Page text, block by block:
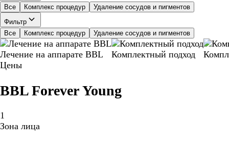
Все
Комплекс процедур
Удаление сосудов и пигментов
Фильтр
Все
Комплекс процедур Удаление сосудов и пигментов
Лечение на аппарате BBL Комплектный подход
Цены
BBL Forever Young
1
Зона лица